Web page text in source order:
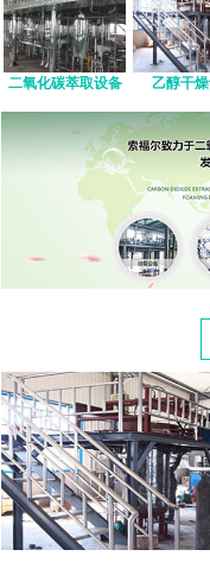
二氧化碳萃取设备 乙醇干